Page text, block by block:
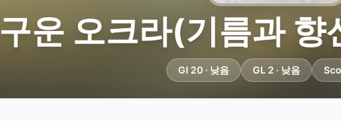
구운 오크라(기름과 향
GI 20 · 낮음 GL 2 · 낮음